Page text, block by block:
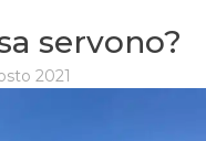
servono?
2021